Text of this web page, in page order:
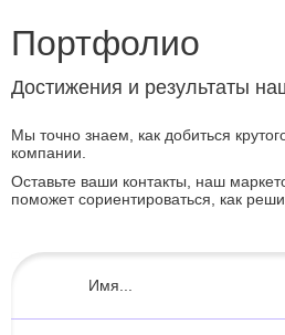
Портфолио
Достижения и результаты
Мы точно знаем, как добиться
компании.
Оставьте ваши контакты, наш
поможет сориентироваться, как